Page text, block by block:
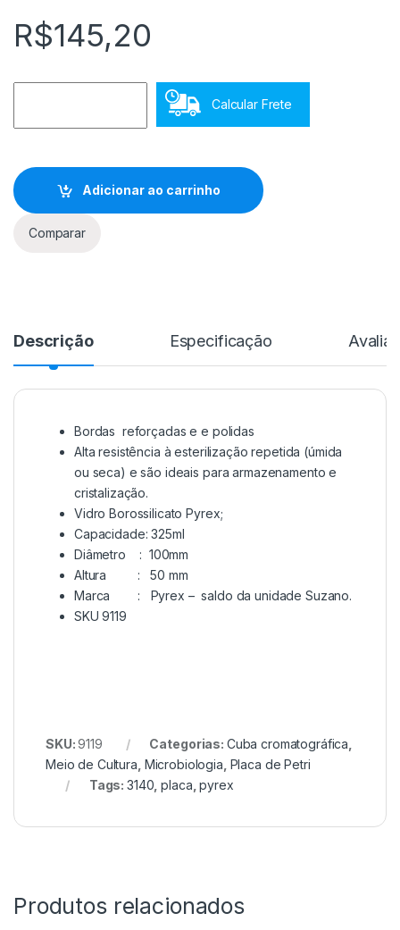
R$145,20
Calcular Frete
Adicionar ao carrinho
Comparar
Descrição Especificação
Bordas reforçadas e e polidas
Alta resistência à esterilização repetida (úmida
ou seca) e são ideais para armazenamento e
cristalização.
Vidro Borossilicato Pyrex;
Capacidade: 325ml
Diâmetro : 100mm
Altura : 50 mm
Marca : Pyrex – saldo da unidade Suzano.
SKU 9119
SKU:9119 Categorias: Cuba cromatográfica
Meio de Cultura Microbiologia Placa de Petri
Tags:3140 ,placa ,pyrex
Produtos relacionados